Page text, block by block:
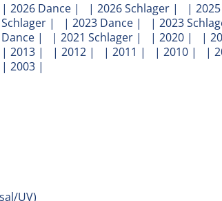
| 2026 Dance | | 2026 Schlager | |
Schlager | | 2023 Dance | | 2023
Dance | | 2021 Schlager | | 2020 | |
| 2013 | | 2012 | | 2011 | | 2010 | |
| 2003 |